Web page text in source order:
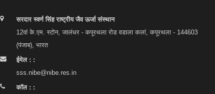
सरदार स्वर्ण सिंह राष्ट्रीय जैव ऊर्जा संस्थान
12वां के.एम. स्टोन, जालंधर - कपूरथला रोड वडाला कलां, कपूरथला - 144603
(पंजाब), भारत
ईमेल : :
sss.nibe@nibe.res.in
कॉल : :